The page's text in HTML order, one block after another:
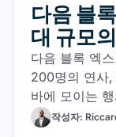
다음 블
대 규모
다음 블록 엑
200명의 연사
바에 모이는
작성자: